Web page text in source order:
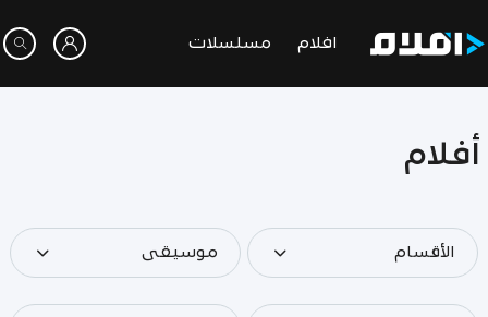
افلام مسلسلات
أفلام
الأقسام موسيقى